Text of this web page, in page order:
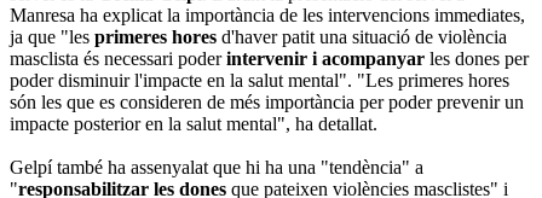
Manresa ha explicat la importància de les intervencions immediates,
ja que "les primeres hores d'haver patit una situació de violència
masclista és necessari poderintervenir i acompanyar les dones per
poder disminuir l'impacte en la salut mental". "Les primeres hores
són les que es consideren de més importància per poder prevenir un
impacte posterior en la salut mental", ha detallat.
Gelpí també ha assenyalat que hi ha una "tendència" a
"responsabilitzar les dones que pateixen violències masclistes" i